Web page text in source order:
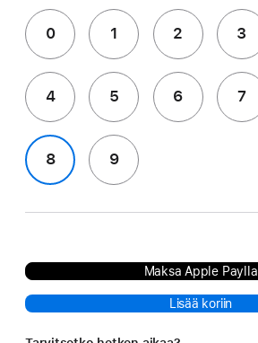
0 1 2 3
4 5 6 7
8 9
Maksa Apple Paylla
Lisää koriin